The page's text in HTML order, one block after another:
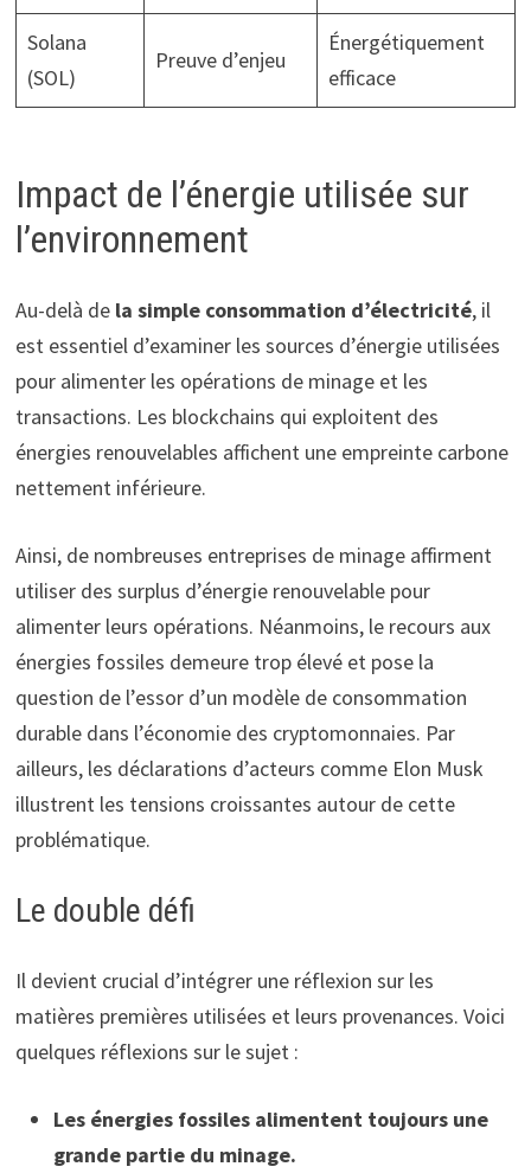
Solana
(SOL)
Preuve d’enjeu
Énergétiquement
efficace
Impact de l’énergie utilisée sur
l’environnement
Au-delà dela simple consommation d’électricité, il
est essentiel d’examiner les sources d’énergie utilisées
pour alimenter les opérations de minage et les
transactions. Les blockchains qui exploitent des
énergies renouvelables affichent une empreinte carbone
nettement inférieure.
Ainsi, de nombreuses entreprises de minage affirment
utiliser des surplus d’énergie renouvelable pour
alimenter leurs opérations. Néanmoins, le recours aux
énergies fossiles demeure trop élevé et pose la
question de l’essor d’un modèle de consommation
durable dans l’économie des cryptomonnaies. Par
ailleurs, les déclarations d’acteurs comme Elon Musk
illustrent les tensions croissantes autour de cette
problématique.
Le double défi
Il devient crucial d’intégrer une réflexion sur les
matières premières utilisées et leurs provenances. Voici
quelques réflexions sur le sujet :
Les énergies fossiles alimentent toujours une
grande partie du minage.